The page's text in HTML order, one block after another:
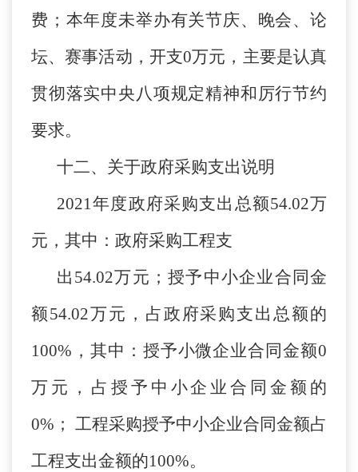
费；本年度未举办有关节庆、晚会、论
坛、赛事活动，开支0万元，主要是认真
贯彻落实中央八项规定精神和厉行节约
要求。
十二、关于政府采购支出说明
2021年度政府采购支出总额54.02万
元，其中：政府采购工程支
出54.02万元；授予中小企业合同金
额54.02万元，占政府采购支出总额的
100%，其中：授予小微企业合同金额0
万元，占授予中小企业合同金额的
0%； 工程采购授予中小企业合同金额占
工程支出金额的100%。